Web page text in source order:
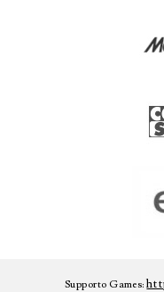
Supporto Games: